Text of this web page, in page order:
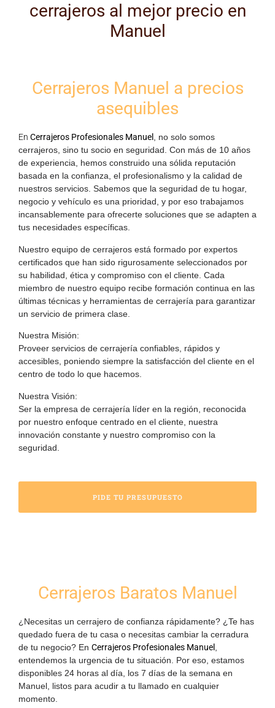
Cerrajeros Manuel a precios
asequibles
En Cerrajeros Profesionales Manuel , no solo somos
cerrajeros, sino tu socio en seguridad. Con más de 10 años
de experiencia, hemos construido una sólida reputación
basada en la confianza, el profesionalismo y la calidad de
nuestros servicios. Sabemos que la seguridad de tu hogar,
negocio y vehículo es una prioridad, y por eso trabajamos
incansablemente para ofrecerte soluciones que se adapten a
tus necesidades específicas.
Nuestro equipo de cerrajeros está formado por expertos
certificados que han sido rigurosamente seleccionados por
su habilidad, ética y compromiso con el cliente. Cada
miembro de nuestro equipo recibe formación continua en las
últimas técnicas y herramientas de cerrajería para garantizar
un servicio de primera clase.
Nuestra Misión:
Proveer servicios de cerrajería confiables, rápidos y
accesibles, poniendo siempre la satisfacción del cliente en el
centro de todo lo que hacemos.
Nuestra Visión:
Ser la empresa de cerrajería líder en la región, reconocida
por nuestro enfoque centrado en el cliente, nuestra
innovación constante y nuestro compromiso con la
seguridad.
PIDE TU PRESUPUESTO
cerrajeros al mejor precio en
Manuel
Cerrajeros Baratos Manuel
¿Necesitas un cerrajero de confianza rápidamente? ¿Te has
quedado fuera de tu casa o necesitas cambiar la cerradura
de tu negocio? En Cerrajeros Profesionales Manuel
entendemos la urgencia de tu situación. Por eso, estamos
disponibles 24 horas al día, los 7 días de la semana en
Manuel , listos para acudir a tu llamado en cualquier
momento.